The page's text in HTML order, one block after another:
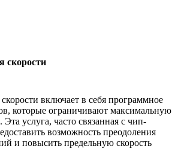
скорости
включает в себя программное
которые ограничивают максимальную
Эта услуга, часто связанная с чип-
возможность преодоления
и повысить предельную скорость